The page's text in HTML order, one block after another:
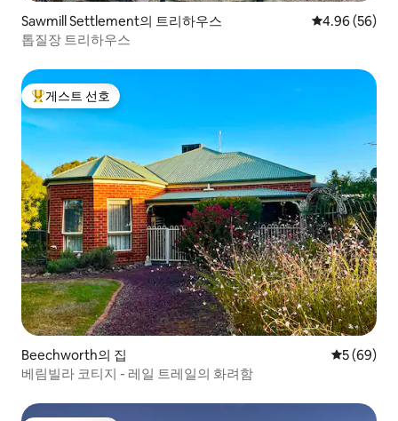
Sawmill Settlement의 트리하우스 평점 4.96점(5
4.96 (56)
톱질장 트리하우스
상위 게스트 선호
게스트 선호
Beechworth의 집 평점 5점(5
5 (69)
베림빌라 코티지 - 레일 트레일의 화려함